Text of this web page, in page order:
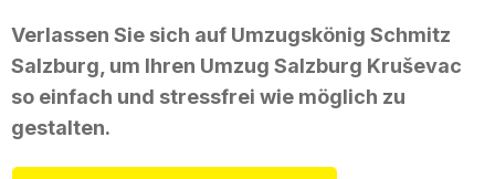
Verlassen Sie sich auf Umzugskönig Schmitz
Salzburg, um Ihren Umzug Salzburg Kruševac
so einfach und stressfrei wie möglich zu
gestalten.